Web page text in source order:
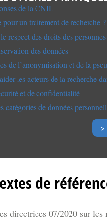
de la CNIL
pour un traitement de recherche ?
respect des droits des personnes
des données
de l’anonymisation et de la
les acteurs de la recherche
et de confidentialité
catégories de données
de
directrices 07/2020 sur les